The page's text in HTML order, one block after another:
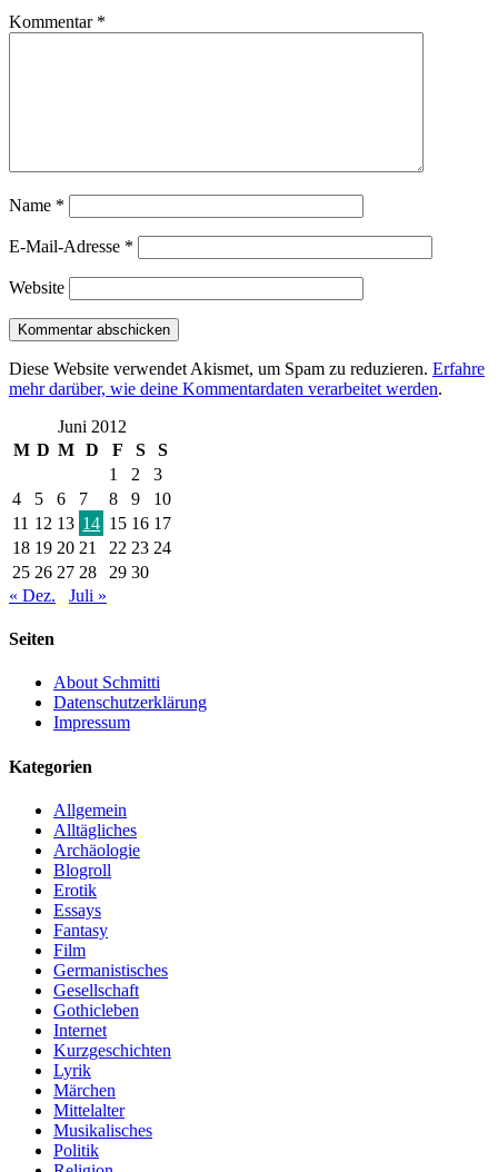
Kommentar *
Name *
E-Mail-Adresse *
Website
Diese Website verwendet Akismet, um Spam zu reduzieren. Erfahre
mehr darüber, wie deine Kommentardaten verarbeitet werden.
Juni 2012
M D M D F S
S
1
2
3
4
5 6 7 8 9
10
11 12 13 14 15 16 17
18 19 20 21 22 23 24
25 26 27 28 29 30
« Dez.
Juli »
Seiten
About Schmitti
Datenschutzerklärung
Impressum
Kategorien
Allgemein
Alltägliches
Archäologie
Blogroll
Erotik
Essays
Fantasy
Film
Germanistisches
Gesellschaft
Gothicleben
Internet
Kurzgeschichten
Lyrik
Märchen
Mittelalter
Musikalisches
Politik